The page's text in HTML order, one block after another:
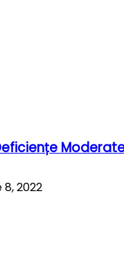
2022